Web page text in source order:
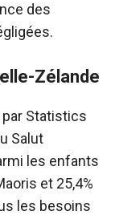
des
Zélande
Statistics
Salut
les enfants
et 25,4%
les besoins